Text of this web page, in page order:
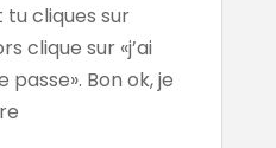
tu cliques sur
clique sur «j’ai
Bon ok, je